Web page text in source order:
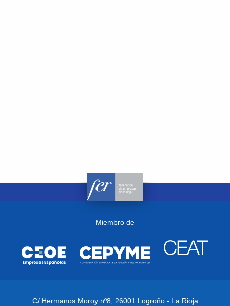
Miembro de
C/ Hermanos Moroy nº8, 26001 Logroño - La Rioja